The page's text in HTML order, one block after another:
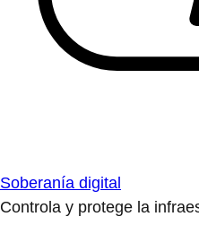
Soberanía digital
Controla y protege la